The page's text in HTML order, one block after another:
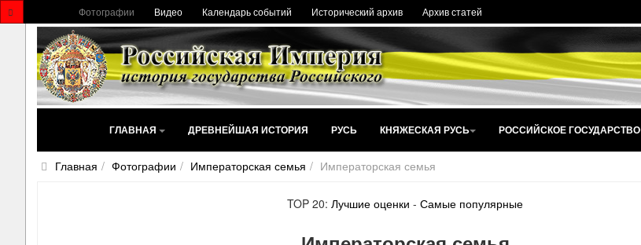
Фотографии Видео Календарь событий Исторический архив Архив статей
ГЛАВНАЯ ДРЕВНЕЙШАЯ ИСТОРИЯ РУСЬ КНЯЖЕСКАЯ РУСЬ РОССИЙСКОЕ ГОСУДАРСТВО
Главная Фотографии Императорская семья Императорская семья
TOP 20:Лучшие оценки -Самые популярные